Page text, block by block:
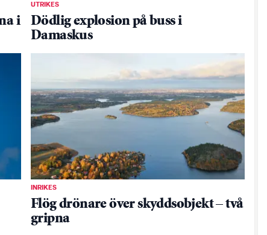
i
UTRIKES
Dödlig explosion på buss i
Damaskus
INRIKES
Flög drönare över skyddsobjekt – två
gripna